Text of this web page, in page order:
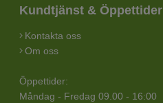
Kundtjänst & Öppettider
Kontakta oss
Om oss
Öppettider:
Måndag - Fredag 09.00 - 16:00